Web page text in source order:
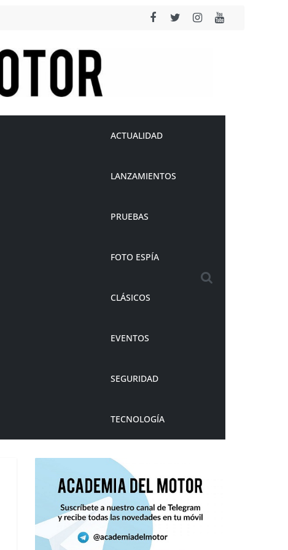
ACTUALIDAD
LANZAMIENTOS
PRUEBAS
FOTO ESPÍA
CLÁSICOS
EVENTOS
SEGURIDAD
TECNOLOGÍA